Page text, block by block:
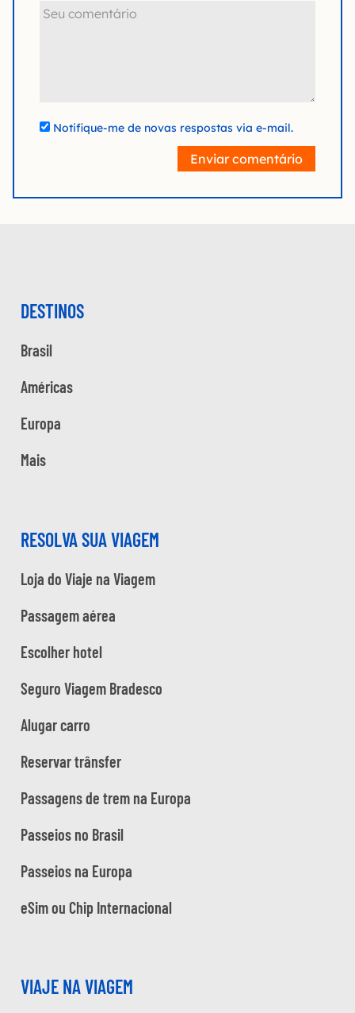
Notifique-me de novas respostas via e-mail.
Enviar comentário
DESTINOS
Brasil
Américas
Europa
Mais
RESOLVA SUA VIAGEM
Loja do Viaje na Viagem
Passagem aérea
Escolher hotel
Seguro Viagem Bradesco
Alugar carro
Reservar trânsfer
Passagens de trem na Europa
Passeios no Brasil
Passeios na Europa
eSim ou Chip Internacional
VIAJE NA VIAGEM